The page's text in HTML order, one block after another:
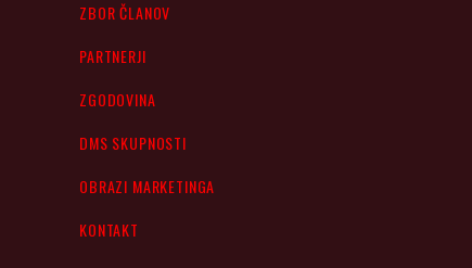
ZBOR ČLANOV
PARTNERJI
ZGODOVINA
DMS SKUPNOSTI
OBRAZI MARKETINGA
KONTAKT